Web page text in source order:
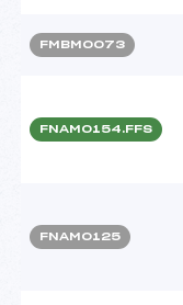
FMBM0073
FNAM0154.FFS
FNAM0125